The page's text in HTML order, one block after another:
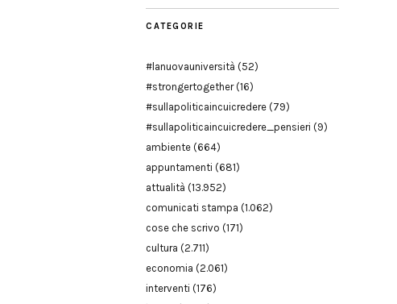
CATEGORIE
#lanuovauniversità (52)
#strongertogether(16)
#sullapoliticaincuicredere (79)
#sullapoliticaincuicredere_pensieri (9)
ambiente (664)
appuntamenti (681)
attualità (13.952)
comunicati stampa (1.062)
cose che scrivo (171)
cultura (2.711)
economia (2.061)
interventi (176)